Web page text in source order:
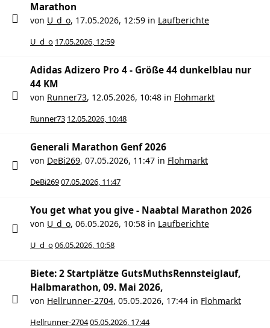
Marathon
von U_d_o, 17.05.2026, 12:59 in Laufberichte
U_d_o 17.05.2026, 12:59
Adidas Adizero Pro 4 - Größe 44 dunkelblau nur
44 KM
von Runner73, 12.05.2026, 10:48 in Flohmarkt
Runner73 12.05.2026, 10:48
Generali Marathon Genf 2026
von DeBi269, 07.05.2026, 11:47 in Flohmarkt
DeBi26907.05.2026, 11:47
You get what you give - Naabtal Marathon 2026
von U_d_o, 06.05.2026, 10:58 in Laufberichte
U_d_o06.05.2026, 10:58
Biete: 2 Startplätze GutsMuthsRennsteiglauf,
Halbmarathon, 09. Mai 2026,
von Hellrunner-2704, 05.05.2026, 17:44 in Flohmarkt
Hellrunner-270405.05.2026, 17:44